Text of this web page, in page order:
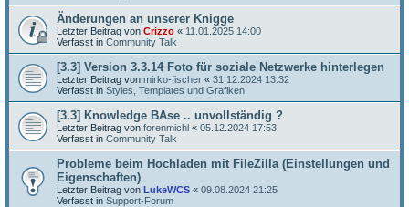
Änderungen an unserer Knigge
Letzter Beitrag von Crizzo « 11.01.2025 14:00
Verfasst in Community Talk
[3.3] Version 3.3.14 Foto für soziale Netzwerke hinterlegen
Letzter Beitrag von mirko-fischer « 31.12.2024 13:32
Verfasst in Styles, Templates und Grafiken
[3.3] Knowledge BAse .. unvollständig ?
Letzter Beitrag von forenmichl « 05.12.2024 17:53
Verfasst in Community Talk
Probleme beim Hochladen mit FileZilla (Einstellungen und
Eigenschaften)
Letzter Beitrag von LukeWCS « 09.08.2024 21:25
Verfasst in Support-Forum